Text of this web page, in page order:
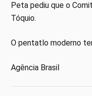
Peta pediu que o
Tóquio.
O pentatlo moderno
Agência Brasil